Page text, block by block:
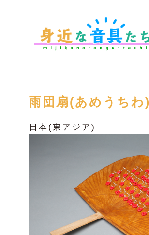
雨団扇(あめうちわ)
日本(東アジア)